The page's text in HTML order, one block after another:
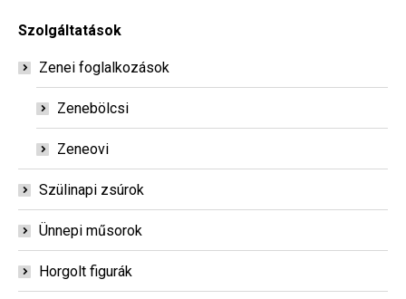
Szolgáltatások
Zenei foglalkozások
Zenebölcsi
Zeneovi
Szülinapi zsúrok
Ünnepi műsorok
Horgolt figurák